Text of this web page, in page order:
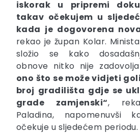
iskorak u pripremi
takav očekujem u
kada je dogovorena
rekao je župan Kolar.
složio se kako
obnove nitko nije
ono što se može vidjeti
broj gradilišta gdje se
grade zamjenski“,
Paladina, napomenuvši
očekuje u sljedećem periodu.